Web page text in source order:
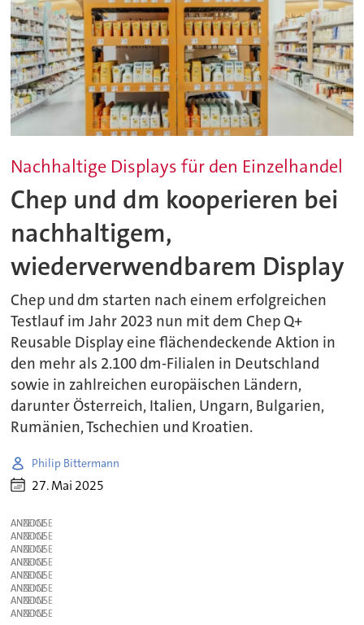
Nachhaltige Displays für den Einzelhandel
Chep und dm kooperieren bei
nachhaltigem,
wiederverwendbarem Display
Chep und dm starten nach einem erfolgreichen
Testlauf im Jahr 2023 nun mit dem Chep Q+
Reusable Display eine flächendeckende Aktion in
den mehr als 2.100 dm-Filialen in Deutschland
sowie in zahlreichen europäischen Ländern,
darunter Österreich, Italien, Ungarn, Bulgarien,
Rumänien, Tschechien und Kroatien.
Philip Bittermann
27. Mai 2025
ANZEIGE
ANZEIGE
ANZEIGE
ANZEIGE
ANZEIGE
ANZEIGE
ANZEIGE
ANZEIGE